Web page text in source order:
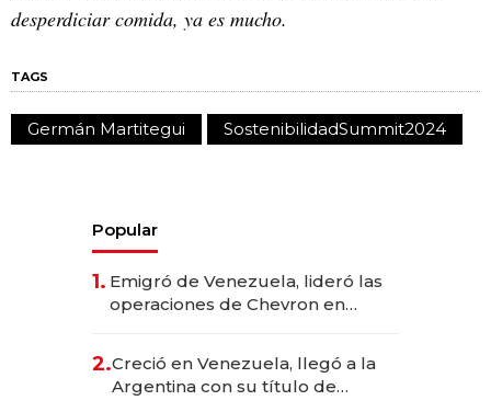
desperdiciar comida, ya es mucho.
TAGS
Germán Martitegui SostenibilidadSummit2024
Popular
1. Emigró de Venezuela, lideró las
operaciones de Chevron en
2.Creció en Venezuela, llegó a la
Argentina con su título de